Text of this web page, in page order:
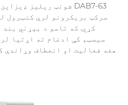
سرکټ بریکرونو لرې کنټرول
کړي. که تاسو د بیړني
سیسټم کې ادغام ته اړتیا
هغه فعالیت او انعطاف وړاندې